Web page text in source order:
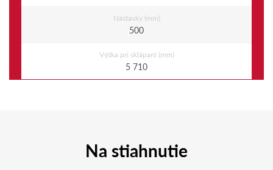
Nástavky (mm)
500
Výška pri sklápaní (mm)
5 710
Na stiahnutie